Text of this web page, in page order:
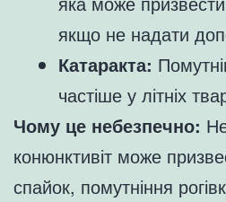
якщо не надати
Катаракта:
частіше у літніх
Чому це небезпечно:
конюнктивіт може
спайок, помутніння